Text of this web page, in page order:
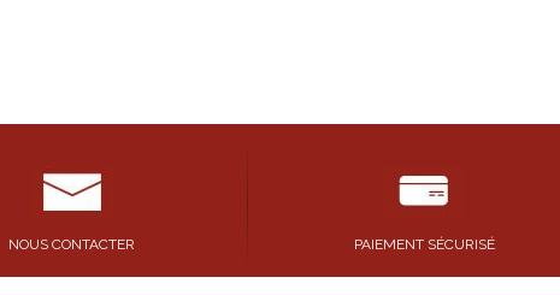
NOUS CONTACTER PAIEMENT SÉCURISÉ